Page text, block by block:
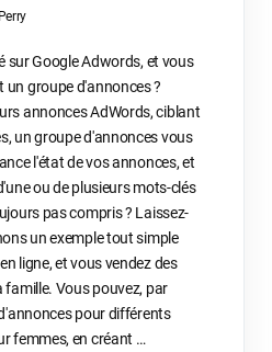
sur Google Adwords, et vous
un groupe d'annonces ?
annonces AdWords, ciblant
un groupe d'annonces vous
l'état de vos annonces, et
ou de plusieurs mots-clés
pas compris ? Laissez-
un exemple tout simple
ligne, et vous vendez des
Vous pouvez, par
pour différents
femmes, en créant …